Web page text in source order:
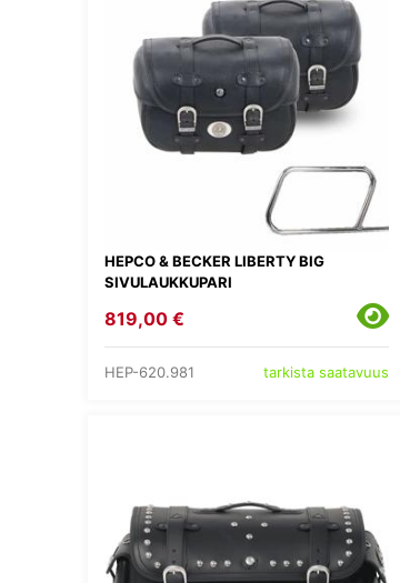
HEPCO & BECKER LIBERTY BIG
SIVULAUKKUPARI
819,00 €
HEP-620.981 tarkista saatavuus